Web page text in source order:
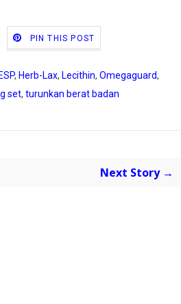
PIN THIS POST
ESP, Herb-Lax, Lecithin, Omegaguard,
set, turunkan berat badan
Next Story →